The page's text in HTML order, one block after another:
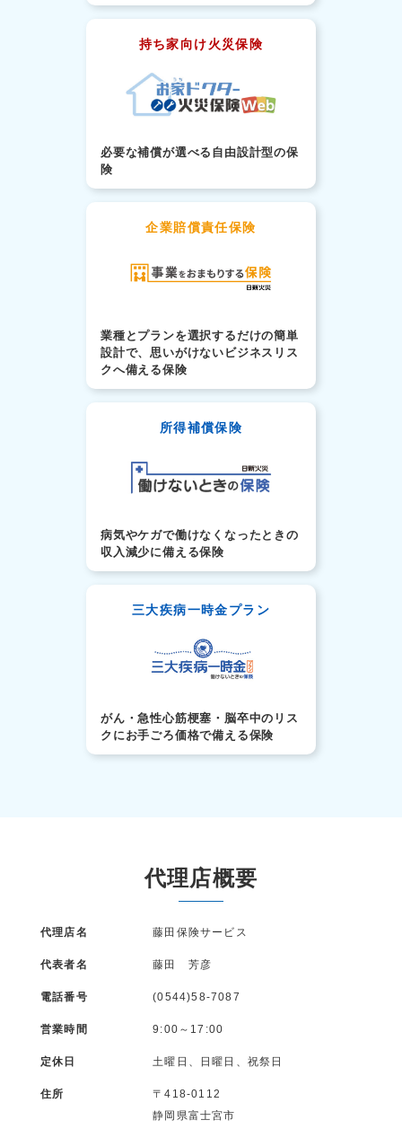
持ち家向け火災保険
必要な補償が選べる自由設計型の保
険
企業賠償責任保険
業種とプランを選択するだけの簡単
設計で、思いがけないビジネスリス
クへ備える保険
所得補償保険
病気やケガで働けなくなったときの
収入減少に備える保険
三大疾病一時金プラン
がん・急性心筋梗塞・脳卒中のリス
クにお手ごろ価格で備える保険
代理店概要
代理店名 藤田保険サービス
代表者名 藤田 芳彦
電話番号 (0544)58-7087
営業時間 9:00～17:00
定休日 土曜日、日曜日、祝祭日
住所
〒418-0112
静岡県富士宮市